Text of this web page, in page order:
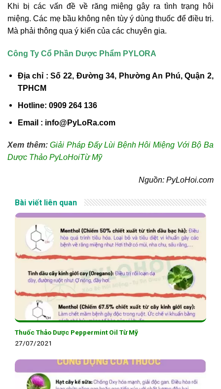
Khi bị các vấn đề về răng miệng gây ra tình trạng hôi
miệng. Các mẹ bầu không nên tùy ý dùng thuốc để điều trị.
Mà phải thông qua ý kiến của các chuyên gia.
Công Ty Cổ Phần Dược Phẩm PYLORA
Địa chỉ : Số 22, Đường 34, Phường An Phú, Quận 2,
TPHCM
Hotline: 0909 264 136
Email : info@PyLoRa.com
Xem thêm: Giải Pháp Đấy Lùi Bệnh Hôi Miệng Với Bộ Ba
Dược Thảo PyLoHoiTừ Mỹ
Nguồn: PyLoHoi.com
Bài viết liên quan
Thuốc Thảo Dược Peppermint Oil Từ Mỹ
27/07/2021